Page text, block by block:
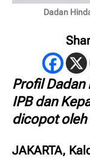
Dadan
Profil Dadan
IPB dan
dicopot oleh
JAKARTA,